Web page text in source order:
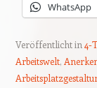
WhatsApp
Veröffentlicht in 4-
Arbeitswelt,